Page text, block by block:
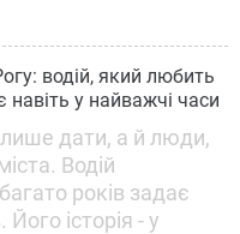
водій, який любить
у найважчі часи
дати, а й люди,
Водій
років задає
історія - у